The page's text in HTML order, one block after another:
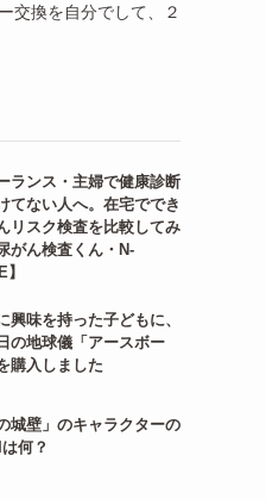
交換を自分でして、２
ランス・主婦で健康診断
てない人へ。在宅ででき
リスク検査を比較してみ
がん検査くん・N-
興味を持った子どもに、
の地球儀「アースボー
購入しました
城壁」のキャラクターの
何？